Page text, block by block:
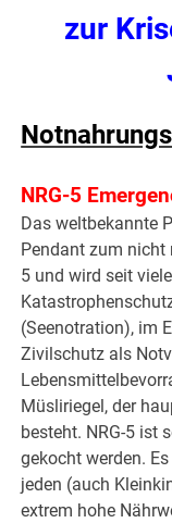
zur
NRG-5
Das weltbekannte
Pendant zum nicht
5 und wird seit
(Seenotration), im
Zivilschutz als
Müsliriegel, der
besteht. NRG-5 ist
gekocht werden.
jeden (auch
extrem hohe